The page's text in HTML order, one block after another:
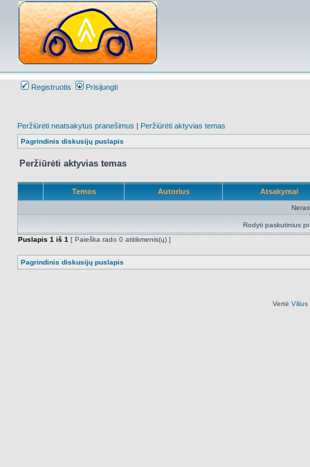
Registruotis Prisijungti
Peržiūrėti neatsakytus pranešimus | Peržiūrėti aktyvias temas
Pagrindinis diskusijų puslapis
Peržiūrėti aktyvias temas
Temos Autorius Atsakymai
Rodyti paskutinius
Puslapis 1 iš 1 [ Paieška rado 0 atitikmenis(ų) ]
Pagrindinis diskusijų puslapis
Vertė Vilius